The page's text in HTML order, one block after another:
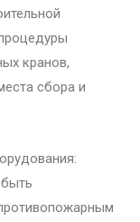
кранов,
сбора и